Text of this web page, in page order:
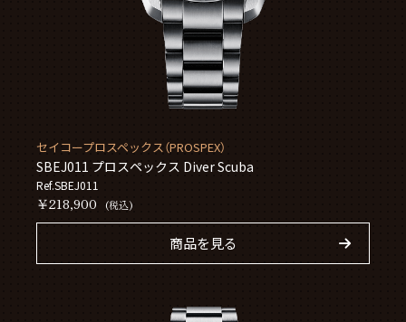
セイコープロスペックス（PROSPEX）
SBEJ011 プロスペックス Diver Scuba
Ref.SBEJ011
￥218,900 (税込)
商品を見る